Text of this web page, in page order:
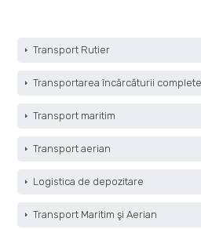
Transport Rutier
Transportarea încărcăturii
Transport maritim
Transport aerian
Logistica de depozitare
Transport Maritim şi Aerian